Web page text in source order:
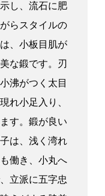
し、流石に肥
らスタイルの
、小板目肌が
な鍛です。刃
沸がつく太目
れ小足入り、
す。鍛が良い
は、浅く湾れ
働き、小丸へ
立派に五字忠